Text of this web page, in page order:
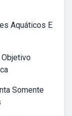
Aquáticos E
Somente